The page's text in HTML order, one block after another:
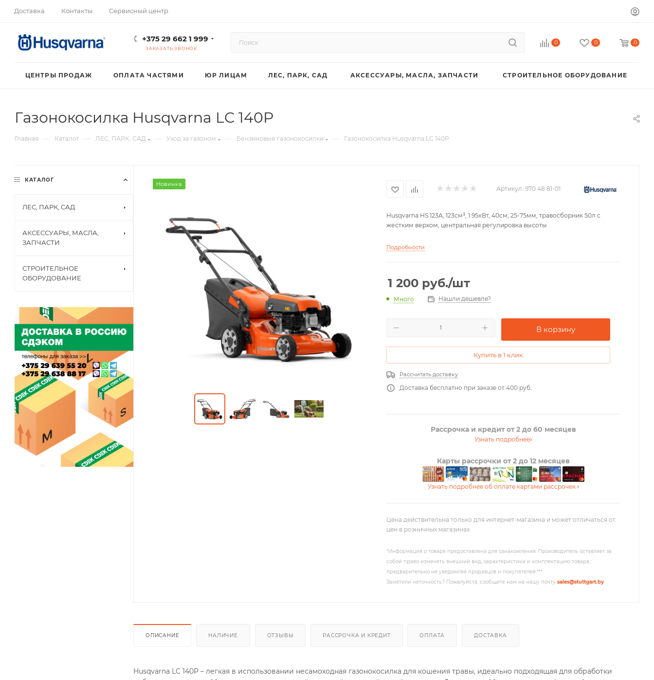
Доставка Контакты Сервисный центр
+375 29 662 1 999
ЗАКАЗАТЬ ЗВОНОК
0 0 0
ЦЕНТРЫ ПРОДАЖ ОПЛАТА ЧАСТЯМИ ЮР ЛИЦАМ ЛЕС, ПАРК, САД АКСЕССУАРЫ, МАСЛА, ЗАПЧАСТИ СТРОИТЕЛЬНОЕ ОБОРУДОВАНИЕ
Газонокосилка Husqvarna LC 140P
Главная — Каталог — ЛЕС, ПАРК, САД — Уход за газоном — Бензиновые газонокосилки — Газонокосилка Husqvarna LC 140P
Новинка
Артикул: 970 48 81-01
Husqvarna HS 123A, 123см³, 1.95кВт, 40см, 25-75мм, травосборник 50л с
жестким верхом, центральная регулировка высоты
Подробности
1 200 руб./шт
Много Нашли дешевле?
В корзину
Купить в 1 клик
Рассчитать доставку
Доставка бесплатно при заказе от 400 руб.
Рассрочка и кредит от 2 до 60 месяцев
Узнать подробнее
Карты рассрочки от 2 до 12 месяцев
Узнать подробнее об оплате картами рассрочек
Цена действительна только для интернет-магазина и может отличаться от
цен в розничных магазинах
*Информация о товаре предоставлена для ознакомления. Производитель оставляет за
собой право изменять внешний вид, характеристики и комплектацию товара,
предварительно не уведомляя продавцов и покупателей.***
Заметили неточность? Пожалуйста, сообщите нам на нашу почту sales@stuttgart.by
ОПИСАНИЕ НАЛИЧИЕ ОТЗЫВЫ РАССРОЧКА И КРЕДИТ ОПЛАТА ДОСТАВКА
Husqvarna LC 140P – легкая в использовании несамоходная газонокосилка для кошения травы, идеально подходящая для обработки
КАТАЛОГ
ЛЕС, ПАРК, САД
АКСЕССУАРЫ, МАСЛА,
ЗАПЧАСТИ
СТРОИТЕЛЬНОЕ
ОБОРУДОВАНИЕ